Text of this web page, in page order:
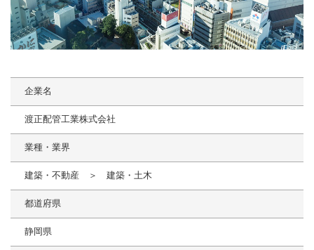
企業名
渡正配管工業株式会社
業種・業界
建築・不動産 ＞ 建築・土木
都道府県
静岡県